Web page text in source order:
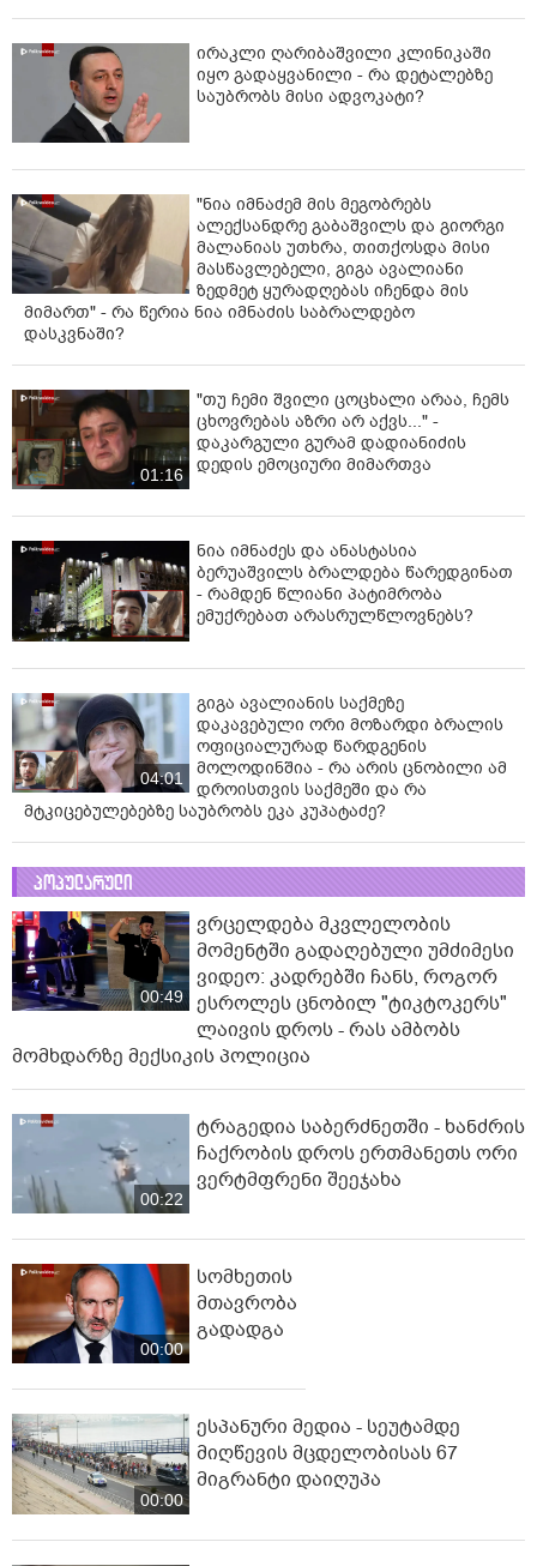
ირაკლი ღარიბაშვილი კლინიკაში
იყო გადაყვანილი - რა დეტალებზე
საუბრობს მისი ადვოკატი?
"ნია იმნაძემ მის მეგობრებს
ალექსანდრე გაბაშვილს და გიორგი
მალანიას უთხრა, თითქოსდა მისი
მასწავლებელი, გიგა ავალიანი
ზედმეტ ყურადღებას იჩენდა მის
მიმართ" - რა წერია ნია იმნაძის საბრალდებო
დასკვნაში?
01:16
"თუ ჩემი შვილი ცოცხალი არაა, ჩემს
ცხოვრებას აზრი არ აქვს..." -
დაკარგული გურამ დადიანიძის
დედის ემოციური მიმართვა
ნია იმნაძეს და ანასტასია
ბერუაშვილს ბრალდება წარედგინათ
- რამდენ წლიანი პატიმრობა
ემუქრებათ არასრულწლოვნებს?
04:01
გიგა ავალიანის საქმეზე
დაკავებული ორი მოზარდი ბრალის
ოფიციალურად წარდგენის
მოლოდინშია - რა არის ცნობილი ამ
დროისთვის საქმეში და რა
მტკიცებულებებზე საუბრობს ეკა კუპატაძე?
პოპულარული
00:49
ვრცელდება მკვლელობის
მომენტში გადაღებული უმძიმესი
ვიდეო: კადრებში ჩანს, როგორ
ესროლეს ცნობილ "ტიკტოკერს"
ლაივის დროს - რას ამბობს
მომხდარზე მექსიკის პოლიცია
00:22
ტრაგედია საბერძნეთში - ხანძრის
ჩაქრობის დროს ერთმანეთს ორი
ვერტმფრენი შეეჯახა
00:00
სომხეთის
მთავრობა
გადადგა
00:00
ესპანური მედია - სეუტამდე
მიღწევის მცდელობისას 67
მიგრანტი დაიღუპა